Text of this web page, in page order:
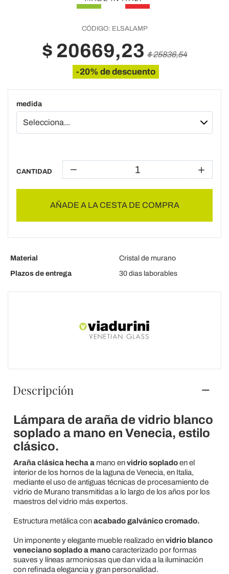
CÓDIGO: ELSALAMP
$ 20669,23 $ 25836,54
-20% de descuento
medida
CANTIDAD
AÑADE A LA CESTA DE COMPRA
Material
Cristal de murano
Plazos de entrega
30 dias laborables
Descripción
Lámpara de araña de vidrio blanco
soplado a mano en Venecia, estilo
clásico.
Araña clásica hecha amano envidrio sopladoen el
interior de los hornos de la laguna de Venecia, en Italia,
mediante el uso de antiguas técnicas de procesamiento de
vidrio de Murano transmitidas a lo largo de los años por los
maestros del vidrio más expertos.
Estructura metálica conacabado galvánico cromado.
Un imponente y elegante mueble realizado envidrio blanco
veneciano soplado a manocaracterizado por formas
suaves y líneas armoniosas que dan vida a la iluminación
con refinada elegancia y gran personalidad.